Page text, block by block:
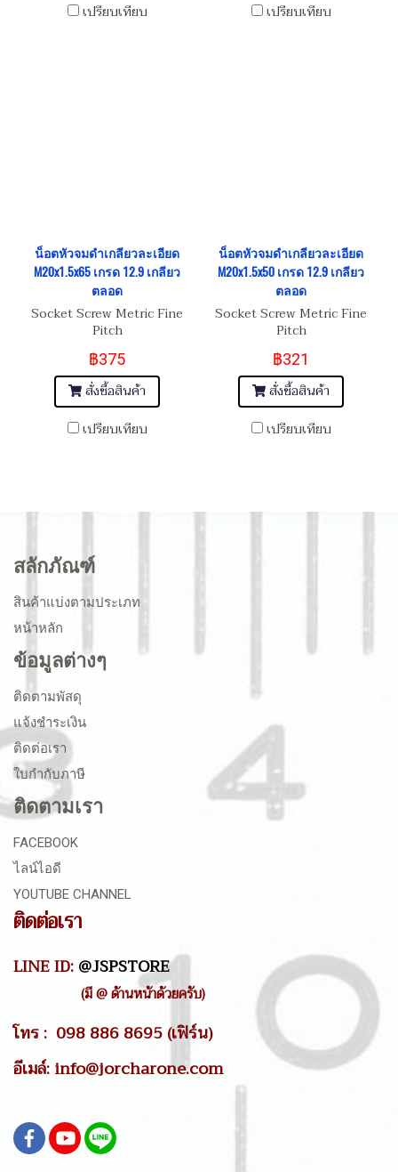
เปรียบเทียบ
เปรียบเทียบ
น็อตหัวจมดำเกลียวละเอียด
M20x1.5x65 เกรด 12.9 เกลียว
ตลอด
Socket Screw Metric Fine
Pitch
฿375
สั่งซื้อสินค้า
เปรียบเทียบ
น็อตหัวจมดำเกลียวละเอียด
M20x1.5x50 เกรด 12.9 เกลียว
ตลอด
Socket Screw Metric Fine
Pitch
฿321
สั่งซื้อสินค้า
เปรียบเทียบ
สลักภัณฑ์
สินค้าแบ่งตามประเภท
หน้าหลัก
ข้อมูลต่างๆ
ติดตามพัสดุ
แจ้งชำระเงิน
ติดต่อเรา
ใบกำกับภาษี
ติดตามเรา
FACEBOOK
ไลน์ไอดี
YOUTUBE CHANNEL
ติดต่อเรา
LINE ID:@JSPSTORE
(มี @ ด้านหน้าด้วยครับ)
โทร : 098 886 8695 (เฟิร์น)
อีเมล์: info@jorcharone.com